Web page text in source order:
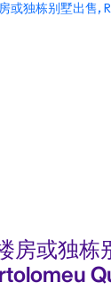
房或独栋